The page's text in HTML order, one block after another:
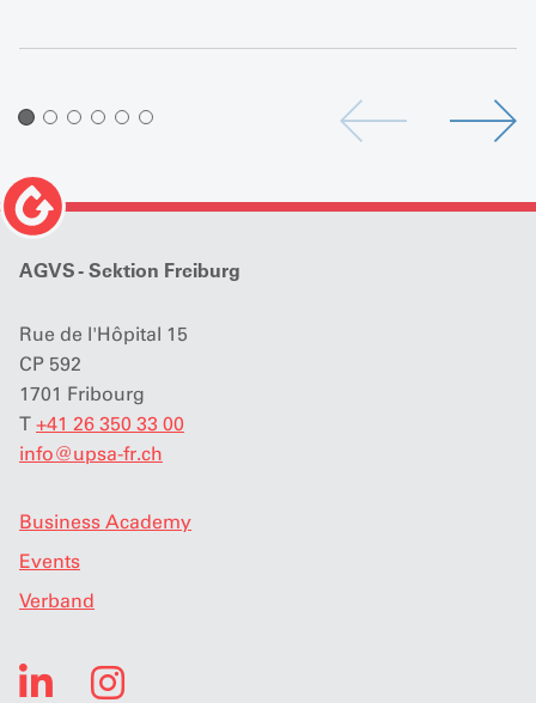
AGVS - Sektion Freiburg
Rue de l'Hôpital 15
CP 592
1701 Fribourg
T +41 26 350 33 00
info@upsa-fr.ch
Business Academy
Events
Verband